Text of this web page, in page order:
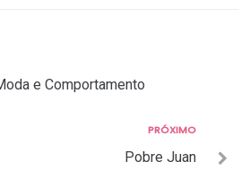
e Comportamento
PRÓXIMO
Pobre Juan